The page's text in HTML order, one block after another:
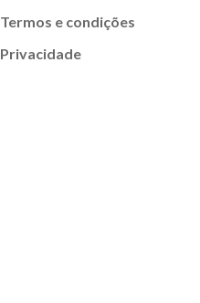
Termos e condições
Privacidade